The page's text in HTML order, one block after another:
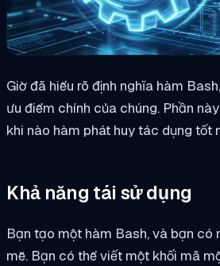
Giờ đã hiểu rõ định nghĩa hàm
ưu điểm chính của chúng. Phần
khi nào hàm phát huy tác dụng tốt
Khả năng tái sử dụng
Bạn tạo một hàm Bash, và bạn có
mẽ. Bạn có thể viết một khối mã